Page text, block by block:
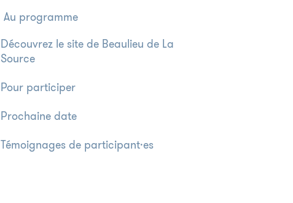
Au programme
Découvrez le site de Beaulieu de La
Source
Pour participer
Prochaine date
Témoignages de participant·es